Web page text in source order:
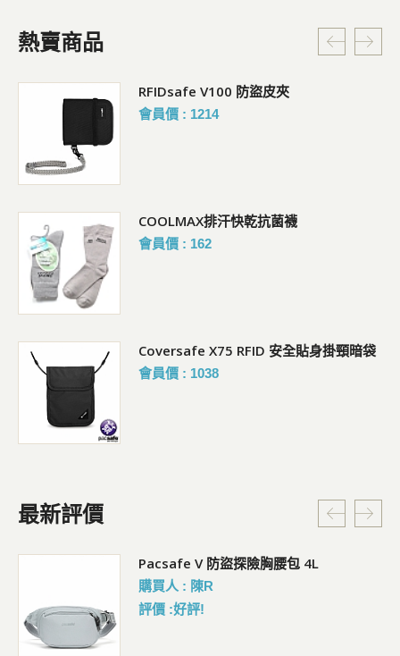
熱賣商品
RFIDsafe V100 防盜皮夾
會員價 : 1214
COOLMAX排汗快乾抗菌襪
會員價 : 162
Coversafe X75 RFID 安全貼身掛頸暗袋
會員價 : 1038
最新評價
Pacsafe V 防盜探險胸腰包 4L
購買人 : 陳R
評價 :好評!